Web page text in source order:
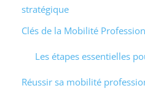
stratégique
Clés de la Mobilité
Les étapes essentielles
Réussir sa mobilité